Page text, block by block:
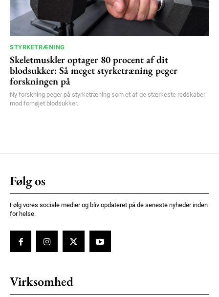
STYRKETRÆNING
Skeletmuskler optager 80 procent af dit
blodsukker: Så meget styrketræning peger
forskningen på
Ny forskning peger på styrketræning som et af de stærkeste redskaber
mod forhøjet blodsukker.
Følg os
Følg vores sociale medier og bliv opdateret på de seneste nyheder inden
for helse.
Virksomhed